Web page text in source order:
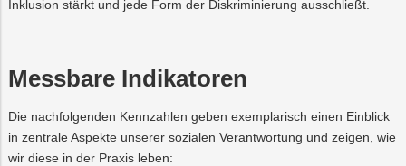
Inklusion stärkt und jede Form der Diskriminierung ausschließt.
Messbare Indikatoren
Die nachfolgenden Kennzahlen geben exemplarisch einen Einblick
in zentrale Aspekte unserer sozialen Verantwortung und zeigen, wie
wir diese in der Praxis leben: